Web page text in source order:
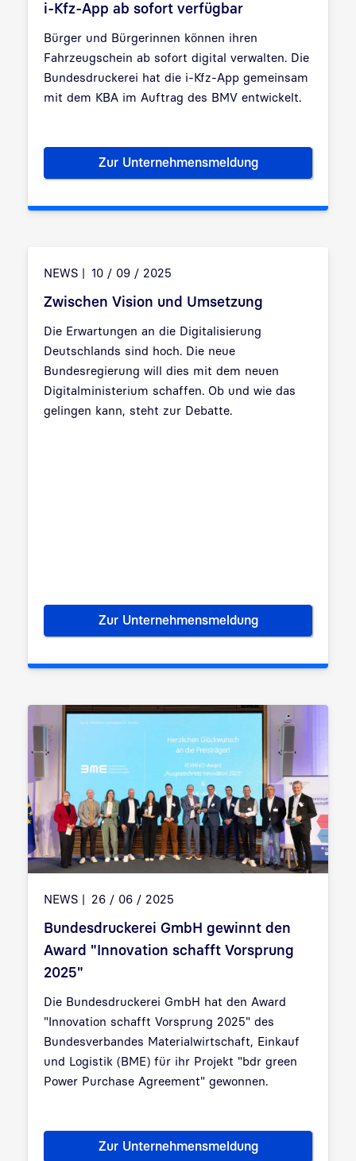
i-Kfz-App ab sofort verfügbar
Bürger und Bürgerinnen können ihren
Fahrzeugschein ab sofort digital verwalten. Die
Bundesdruckerei hat die i-Kfz-App gemeinsam
mit dem KBA im Auftrag des BMV entwickelt.
Zur Unternehmensmeldungi-Kfz-App ab sofort verfügbar
NEWS 10 / 09 / 2025
Zwischen Vision und Umsetzung
Die Erwartungen an die Digitalisierung
Deutschlands sind hoch. Die neue
Bundesregierung will dies mit dem neuen
Digitalministerium schaffen. Ob und wie das
gelingen kann, steht zur Debatte.
Zur Unternehmensmeldung
Zwischen Vision und
NEWS 26 / 06 / 2025
Bundesdruckerei GmbH gewinnt den
Award "Innovation schafft Vorsprung
2025"
Die Bundesdruckerei GmbH hat den Award
"Innovation schafft Vorsprung 2025" des
Bundesverbandes Materialwirtschaft, Einkauf
und Logistik (BME) für ihr Projekt "bdr green
Power Purchase Agreement" gewonnen.
Zur Unternehmensmeldung
Bundesdruckerei GmbH